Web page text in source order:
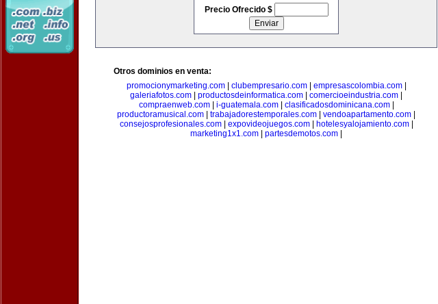
Precio Ofrecido $
Otros dominios en venta:
promocionymarketing.com| clubempresario.com| empresascolombia.com|
galeriafotos.com
productosdeinformatica.com comercioeindustria.com
compraenweb.com| i-guatemala.com| clasificadosdominicana.com|
productoramusical.com
trabajadorestemporales.com vendoapartamento.com
consejosprofesionales.com| expovideojuegos.com| hotelesyalojamiento.com|
marketing1x1.com
partesdemotos.com